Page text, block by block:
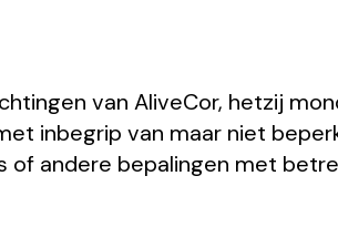
van AliveCor, hetzij
inbegrip van maar niet
of andere bepalingen met